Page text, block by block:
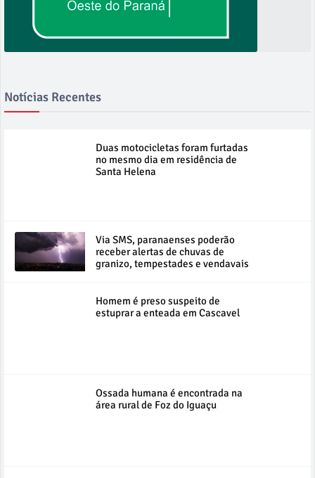
Notícias Recentes
Duas motocicletas foram furtadas
no mesmo dia em residência de
Santa Helena
Via SMS, paranaenses poderão
receber alertas de chuvas de
granizo, tempestades e vendavais
Homem é preso suspeito de
estuprar a enteada em Cascavel
Ossada humana é encontrada na
área rural de Foz do Iguaçu